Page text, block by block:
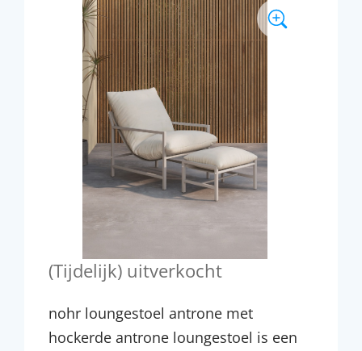
(Tijdelijk) uitverkocht
nohr loungestoel antrone met
hockerde antrone loungestoel is een